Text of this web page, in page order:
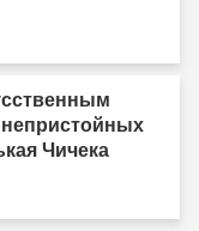
Чичека